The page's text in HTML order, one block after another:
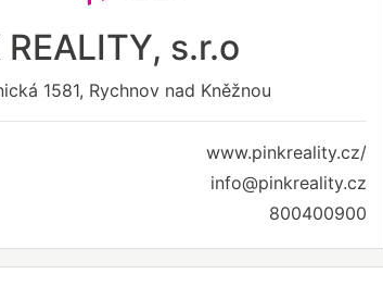
REALITY, s.r.o
1581, Rychnov nad Kněžnou
www.pinkreality.cz/
info@pinkreality.cz
800400900